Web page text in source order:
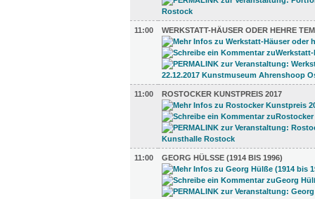
11:00 WERKSTATT-HÄUSER ODER HEHRE
11:00 ROSTOCKER KUNSTPREIS 2017
11:00 GEORG HÜLSSE (1914 BIS 1996)